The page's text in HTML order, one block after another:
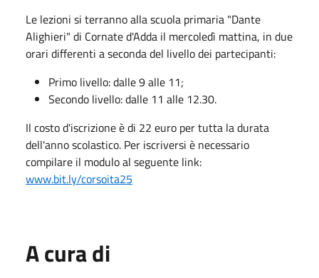
Le lezioni si terrannoalla scuola primaria "Dante
Alighieri" di Cornate d'Adda il mercoledì mattina, in due
orari differenti a seconda del livello dei partecipanti:
Primo livello: dalle 9 alle 11;
Secondo livello: dalle 11 alle 12.30.
Il costo d'iscrizione è di 22 euro per tutta la durata
dell'anno scolastico. Per iscriversi è necessario
compilare il modulo al seguente link:
www.bit.ly/corsoita25
A cura di